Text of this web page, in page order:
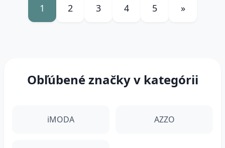
1 2 3 4 5 »
Obľúbené značky v kategórii
iMODA AZZO